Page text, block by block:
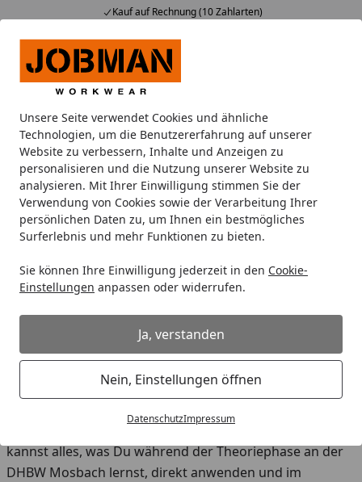
Unsere Seite verwendet Cookies und ähnliche
Technologien, um die Benutzererfahrung auf unserer
Website zu verbessern, Inhalte und Anzeigen zu
personalisieren und die Nutzung unserer Website zu
analysieren. Mit Ihrer Einwilligung stimmen Sie der
Verwendung von Cookies sowie der Verarbeitung Ihrer
persönlichen Daten zu, um Ihnen ein bestmögliches
Surferlebnis und mehr Funktionen zu bieten.
Sie können Ihre Einwilligung jederzeit in den Cookie-
Einstellungen anpassen oder widerrufen.
Ja, verstanden
Nein, Einstellungen öffnen
DatenschutzImpressum
Kauf auf Rechnung (10 Zahlarten)
Alle Produkte
Mein Konto
Suchen
Startseite
Duales Studium: B.A. Wirtschaftsinformatik
Wirtschaftsinformatik
Gleich richtig durchstarten nach dem Abitur oder der
Fachhochschulreife: natürlich mit einem dualen Studium
bei Kömpf! Du bist direkt ab dem ersten Tag in Deine
Abteilung eingebunden und sammelst so jede Menge
echte Berufserfahrung.
Du weißt genau, was in der realen Arbeitswelt zählt und
kannst alles, was Du während der Theoriephase an der
DHBW Mosbach lernst, direkt anwenden und im